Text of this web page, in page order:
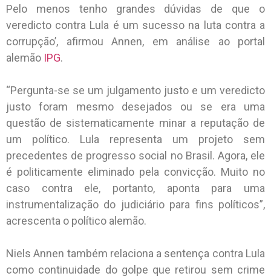
Pelo menos tenho grandes dúvidas de que o
veredicto contra Lula é um sucesso na luta contra a
corrupção’, afirmou Annen, em análise ao portal
alemão IPG.
“Pergunta-se se um julgamento justo e um veredicto
justo foram mesmo desejados ou se era uma
questão de sistematicamente minar a reputação de
um político. Lula representa um projeto sem
precedentes de progresso social no Brasil. Agora, ele
é politicamente eliminado pela convicção. Muito no
caso contra ele, portanto, aponta para uma
instrumentalização do judiciário para fins políticos”,
acrescenta o político alemão.
Niels Annen também relaciona a sentença contra Lula
como continuidade do golpe que retirou sem crime